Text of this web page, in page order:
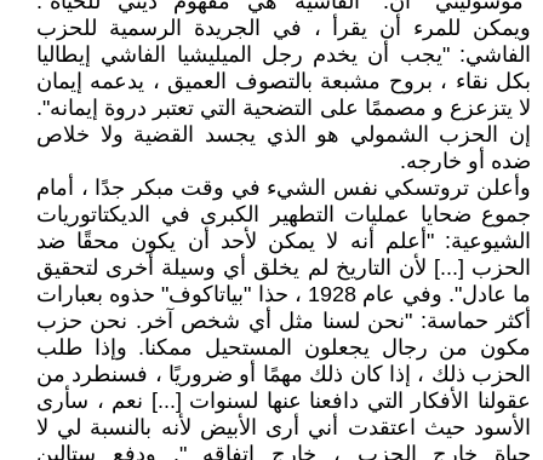
ويمكن للمرء أن يقرأ ، في الجريدة الرسمية للحزب
الفاشي: "يجب أن يخدم رجل الميليشيا الفاشي إيطاليا
بكل نقاء ، بروح مشبعة بالتصوف العميق ، يدعمه إيمان
لا يتزعزع و مصممًا على التضحية التي تعتبر دروة إيمانه".
إن الحزب الشمولي هو الذي يجسد القضية ولا خلاص
ضده أو خارجه.
وأعلن تروتسكي نفس الشيء في وقت مبكر جدًا ، أمام
جموع ضحايا عمليات التطهير الكبرى في الديكتاتوريات
الشيوعية: "أعلم أنه لا يمكن لأحد أن يكون محقًا ضد
الحزب [...] لأن التاريخ لم يخلق أي وسيلة أخرى لتحقيق
ما عادل". وفي عام 1928 ، حذا "بياتاكوف" حذوه بعبارات
أكثر حماسة: "نحن لسنا مثل أي شخص آخر. نحن حزب
مكون من رجال يجعلون المستحيل ممكنا. وإذا طلب
الحزب ذلك ، إذا كان ذلك مهمًا أو ضروريًا ، فسنطرد من
عقولنا الأفكار التي دافعنا عنها لسنوات [...] نعم ، سأرى
الأسود حيث اعتقدت أني أرى الأبيض لأنه بالنسبة لي لا
حياة خارج الحزب ، خارج اتفاقه ". ودفع ستالين